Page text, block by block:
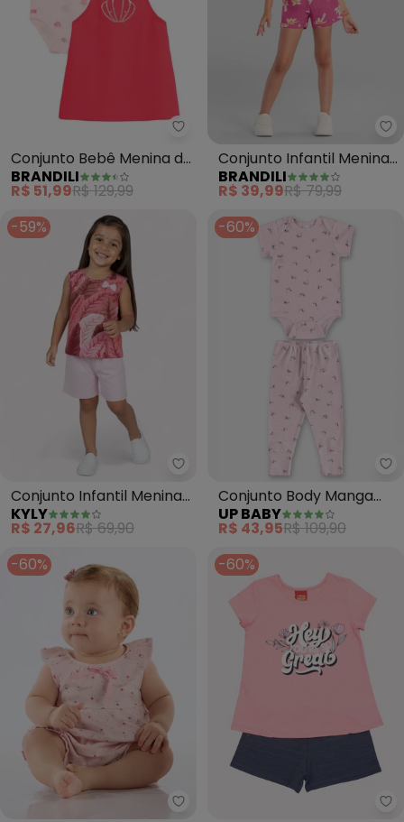
Brandili - Conjunto Bebê
Conjunto Bebê Menina de
Conchinha (Rosa)
BRANDILI
R$ 51,99R$ 129,99
Conjunto Infantil Menina
de Coqueiros (Rosa)
BRANDILI
R$ 39,99R$ 79,99
-59%
Kyly - Conjunto Infantil Menina
Conjunto Infantil Menina
Estampado (Rosa)
KYLY
R$ 27,96R$ 69,90
-60%
Conjunto Body Manga
Curta e Calça
Cachorrinho (Rosa
Candy)
UP BABY
R$ 43,95R$ 109,90
-60%
Up Baby - Conjunto Bebê
-60%